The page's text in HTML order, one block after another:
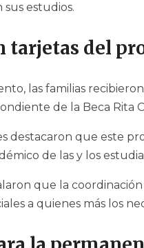
estudios.
tarjetas del
las familias
de la Beca Rita
destacaron que este
de las y los
que la
a quienes más los